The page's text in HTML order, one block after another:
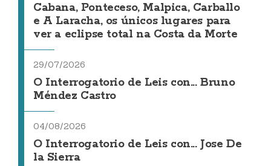
Cabana, Ponteceso, Malpica, Carballo
e A Laracha, os únicos lugares para
ver a eclipse total na Costa da Morte
29/07/2026
O Interrogatorio de Leis con... Bruno
Méndez Castro
04/08/2026
O Interrogatorio de Leis con... Jose De
la Sierra